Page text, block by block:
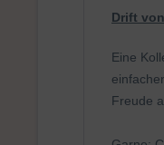
Drift
Eine
Freude